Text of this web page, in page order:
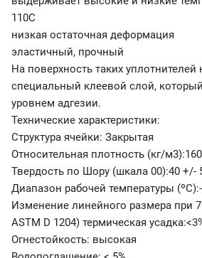
110С
низкая остаточная деформация
эластичный, прочный
На поверхность таких уплотнителей
специальный клеевой слой,
уровнем адгезии.
Технические характеристики:
Структура ячейки: Закрытая
Относительная плотность (кг/
Твердость по Шору (шкала 00):40 +/-
Диапазон рабочей температуры (ºС):-
Изменение линейного размера при
ASTM D 1204) термическая
Огнестойкость: высокая